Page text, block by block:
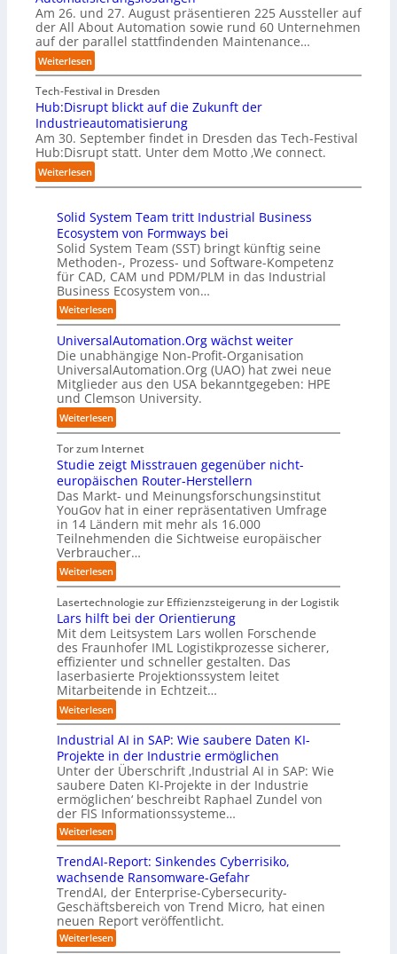
e
r
u
n
g
a
n
“
r
t
e
t
B
i
e
t
e
r
v
e
r
a
h
r
e
n
f
ü
r
d
e
n
G
i
g
a
c
t
o
r
y
-
A
u
b
a
u
t
S
t
e
f
n
S
c
h
w
a
b
u
m
C
o
-
C
E
O
r
n
e
h
m
e
n
w
o
l
l
e
n
e
c
h
e
n
z
e
n
t
r
e
n
i
n
D
e
u
t
s
c
h
l
a
n
d
Am 26. und 27. August präsentieren 225 Aussteller auf
der All About Automation sowie rund 60 Unternehmen
auf der parallel stattfindenden Maintenance…
Weiterlesen:
A
A
A
Z
ü
r
i
c
:
T
r
e
f
f
p
u
k
t
f
ü
r
p
r
a
x
i
s
n
a
h
e
A
u
t
o
m
a
t
i
s
i
e
r
u
n
g
s
l
ö
s
u
n
g
e
n
Tech-Festival in Dresden
Hub:Disrupt blickt auf die Zukunft der
Industrieautomatisierung
Am 30. September findet in Dresden das Tech-Festival
Hub:Disrupt statt. Unter dem Motto ‚We connect.
Weiterlesen:
H
b
:
D
i
s
r
u
p
t
b
l
i
c
k
t
f
d
i
e
Z
u
k
u
f
t
d
e
r
I
n
d
u
s
t
r
i
e
a
u
t
o
m
a
t
i
s
Solid System Team tritt Industrial Business
Ecosystem von Formways bei
Solid System Team (SST) bringt künftig seine
Methoden-, Prozess- und Software-Kompetenz
für CAD, CAM und PDM/PLM in das Industrial
Business Ecosystem von…
Weiterlesen:
S
o
l
i
d
S
s
t
e
m
T
e
a
m
t
r
i
t
I
n
d
u
s
t
r
a
l
u
s
i
n
s
s
E
c
o
s
UniversalAutomation.Org wächst weiter
Die unabhängige Non-Profit-Organisation
UniversalAutomation.Org (UAO) hat zwei neue
Mitglieder aus den USA bekanntgegeben: HPE
und Clemson University.
Weiterlesen:
U
n
i
v
e
r
s
a
l
u
o
a
t
i
o
n
.
O
r
g
w
ä
c
h
s
w
e
i
t
e
r
Tor zum Internet
Studie zeigt Misstrauen gegenüber nicht-
europäischen Router-Herstellern
Das Markt- und Meinungsforschungsinstitut
YouGov hat in einer repräsentativen Umfrage
in 14 Ländern mit mehr als 16.000
Teilnehmenden die Sichtweise europäischer
Verbraucher…
Weiterlesen:
S
t
u
d
i
e
z
e
g
t
M
i
s
s
t
r
a
u
e
n
g
e
g
e
Lasertechnologie zur Effizienzsteigerung in der Logistik
Lars hilft bei der Orientierung
Mit dem Leitsystem Lars wollen Forschende
des Fraunhofer IML Logistikprozesse sicherer,
effizienter und schneller gestalten. Das
laserbasierte Projektionssystem leitet
Mitarbeitende in Echtzeit…
Weiterlesen:
L
a
r
s
h
i
l
f
t
b
e
i
d
e
r
O
Industrial AI in SAP: Wie saubere Daten KI-
Projekte in der Industrie ermöglichen
Unter der Überschrift ‚Industrial AI in SAP: Wie
saubere Daten KI-Projekte in der Industrie
ermöglichen‘ beschreibt Raphael Zundel von
der FIS Informationssysteme…
Weiterlesen:
I
n
d
u
s
t
r
i
a
TrendAI-Report: Sinkendes Cyberrisiko,
wachsende Ransomware-Gefahr
TrendAI, der Enterprise-Cybersecurity-
Geschäftsbereich von Trend Micro, hat einen
neuen Report veröffentlicht.
Weiterlesen:
T